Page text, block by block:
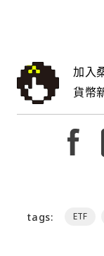
加入
貨幣
tags: ETF